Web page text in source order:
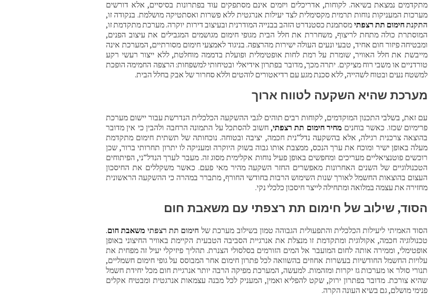
מתקדמים נמצאת בשיאה. לקוחות, אדריכלים ויזמים אינם מסתפקים עוד בפתרונות בסיסיים, אלא דורשים
מערכות המעניקות נוחות תרמית מקסימלית לצד יעילות אנרגטית ללא פשרות ואסתטיקה מושלמת. בנקודה זו,
התקנתחימום תת רצפתי מסתמנת כסטנדרט הזהב בבנייה המודרנית ובעיצוב דירות יוקרה. מערכת מתקדמת זו,
המוסתרת כולה מתחת לריצוף, משחררת את חלל הבית מגופי חימום מגושמים המגבילים את עיצוב הפנים,
ומבטיחה פיזור חום אחיד, טבעי ונעים העולה ישירות מהרצפה. בניגוד לאמצעי חימום מסורתיים, המערכת אינה
מייבשת את חלל האוויר, שומרת על רמת לחות אופטימלית ופועלת בדממה מוחלטת, ללא ייצור רעשי רקע
טורדניים או משבי רוח מציקים. יתרה מכך, מדובר בפתרון אידיאלי ובטיחותי למשפחות: הרצפה החמימה הופכת
למשטח נעים ובטוח לשהייה, ללא סכנת מגע עם רדיאטורים לוהטים וללא סחרור של אבק בחלל הבית.
מערכת שהיא השקעה לטווח ארוך
עם זאת, בשלבי התכנון המוקדמים, לקוחות רבים תוהים לגבי ההשקעה הכלכלית הנדרשת עבור יישום מערכת
פרימיום שכזו. כאשר בוחנים מחיר חימום תת רצפתי,חשוב להסתכל על התמונה הרחבה ולהבין כי אין מדובר
בהוצאה צרכנית רגילה, אלא בהשקעה נדל”נית חכמה, יציבה ובטוחה. נוכחותה של תשתית חימום מתקדמת
מעלה באופן ישיר ומוכח את ערך הנכס, ממצבת אותו גבוה בשוק היוקרה ומעניקה לו יתרון תחרותי ברור, שכן
רוכשים פוטנציאליים מעריכים ומחפשים באופן פעיל נוחות אקלימית מסוג זה. מעבר לערך הנדל”ני, הפיתוחים
הטכנולוגיים של השנים האחרונות מאפשרים החזר השקעה מהיר מאי פעם. כאשר משקללים את החיסכון
העצום בהוצאות החשמל לאורך שנות השימוש הרבות בחודשי החורף, מתברר במהרה כי ההשקעה הראשונית
מחזירה את עצמה במלואה ומתחילה לייצר חיסכון כלכלי נקי.
הסוד, שילוב של חימום תת רצפתי עם משאבת חום
הסוד האמיתי ליעילות הכלכלית והתפעולית הגבוהה טמון בשילוב מערכת של חימום תת רצפתי משאבת חום.
טכנולוגיה חכמה, אקולוגית ומתקדמת זו מנצלת את אנרגיית הסביבה הטבעית הקיימת באוויר החיצוני באופן
אופטימלי, וממירה אותה לחום המועבר אל המים הזורמים בסלסולי הצנרת. תהליך פיזיקלי יעיל זה מפחית את
עלויות החשמל החודשיות בעשרות אחוזים בהשוואה לכל פתרון חימום אחר המבוסס על גופי חימום חשמליים,
תנורי סולר או מערכות גז יקרות ומזהמות. למעשה, המערכת מפיקה הרבה יותר אנרגיית חום מכל יחידת חשמל
שהיא צורכת. מדובר בפתרון ירוק, שקט להפליא ואמין, המעניק לכל מבנה עצמאות אנרגטית ומבטיח אקלים
פנימי מושלם, גם בשיא העונה הקרה.